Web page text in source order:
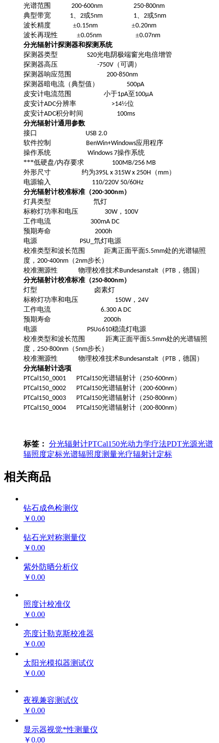
光谱范围
200-600nm 250-800nm
典型带宽 1 2或5nm 1 2或5nm
波长精度
±0.15nm ±0.20nm
波长再现性
±0.05nm ±0.07nm
分光辐射计探测器和探测系统
探测器类型 S20光电阴极端窗光电倍增管
探测器高压 -750V （可调）
探测器响应范围
200-850nm
探测器暗电流（典型值）
500pA
皮安计电流范围
小于1pA至100µA
皮安计ADC分辨率 >14½位
皮安计ADC积分时间 100ms
分光辐射计通用参数
接口
USB 2.0
软件控制
BenWin+Windows应用程序
操作系统 Windows 7操作系统
***低硬盘/内存要求 100MB/256 MB
外形尺寸
约为395L x 315W x 250H （ mm）
电源输入
110/220V 50/60Hz
分光辐射计校准标准（200-300nm）
灯具类型
氘灯
标称灯功率和电压 30W， 100V
工作电流 300mA DC
预期寿命 2000h
电源 PSU_ 氘灯电源
校准类型和波长范围
距离正面平面5.5mm处的光谱辐照
度， 200-400nm （2nm步长）
校准溯源性
物理校准技术Bundesanstalt （ PTB ，德国）
分光辐射计校准标准（250-800nm）
灯型
卤素灯
标称灯功率和电压 150W， 24V
工作电流 6.300 A DC
预期寿命 2000h
电源 PSUɢ610稳流灯电源
校准类型和波长范围
距离正面平面5.5mm处的光谱辐照
度， 250-800nm （ 5nm步长）
校准溯源性
物理校准技术Bundesanstalt （ PTB ，德国）
分光辐射计选项
PTCal150_0001 PTCal150光谱辐射计（250-600nm）
PTCal150_0002 PTCal150光谱辐射计（200-600nm）
PTCal150_0003 PTCal150光谱辐射计（250-800nm）
PTCal150_0004 PTCal150光谱辐射计（200-800nm）
标签： 分光辐射计PTCal150光动力学疗法PDT光源光谱
辐照度定标光谱辐照度测量光疗辐射计定标
相关商品
钻石成色检测仪
￥0.00
钻石光对称测量仪
￥0.00
紫外防晒分析仪
￥0.00
照度计校准仪
￥0.00
亮度计勒克斯校准器
￥0.00
太阳光模拟器测试仪
￥0.00
夜视兼容测试仪
￥0.00
显示器视觉*性测量仪
￥0.00